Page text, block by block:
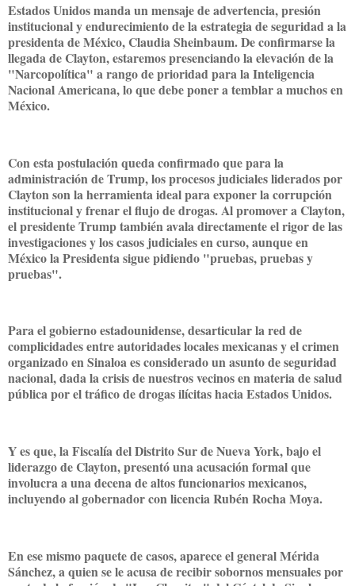
Estados Unidos manda un mensaje de advertencia, presión
institucional y endurecimiento de la estrategia de seguridad a la
presidenta de México, Claudia Sheinbaum. De confirmarse la
llegada de Clayton, estaremos presenciando la elevación de la
"Narcopolítica" a rango de prioridad para la Inteligencia
Nacional Americana, lo que debe poner a temblar a muchos en
México.
Con esta postulación queda confirmado que para la
administración de Trump, los procesos judiciales liderados por
Clayton son la herramienta ideal para exponer la corrupción
institucional y frenar el flujo de drogas. Al promover a Clayton,
el presidente Trump también avala directamente el rigor de las
investigaciones y los casos judiciales en curso, aunque en
México la Presidenta sigue pidiendo "pruebas, pruebas y
pruebas".
Para el gobierno estadounidense, desarticular la red de
complicidades entre autoridades locales mexicanas y el crimen
organizado en Sinaloa es considerado un asunto de seguridad
nacional, dada la crisis de nuestros vecinos en materia de salud
pública por el tráfico de drogas ilícitas hacia Estados Unidos.
Y es que, la Fiscalía del Distrito Sur de Nueva York, bajo el
liderazgo de Clayton, presentó una acusación formal que
involucra a una decena de altos funcionarios mexicanos,
incluyendo al gobernador con licencia Rubén Rocha Moya.
En ese mismo paquete de casos, aparece el general Mérida
Sánchez, a quien se le acusa de recibir sobornos mensuales por